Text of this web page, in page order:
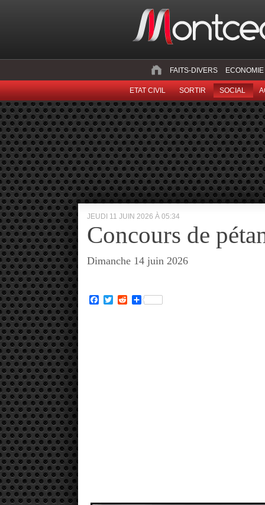
FAITS-DIVERS ECONOMIE
ETAT CIVIL SORTIR SOCIAL
JEUDI 11 JUIN 2026 À 05:34
Concours de
Dimanche 14 juin 2026
Facebook
TwitterRedditPartager